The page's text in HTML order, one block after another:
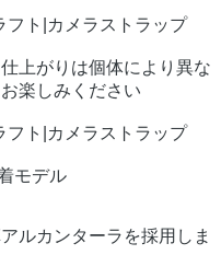
上がりは個体により異な
楽しみください
モデル
ルカンターラを採用しま